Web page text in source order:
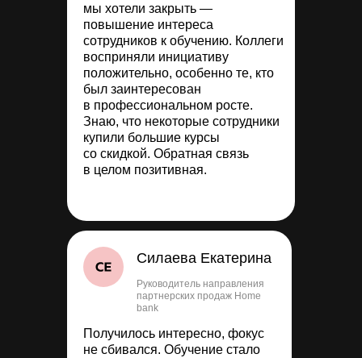
мы хотели закрыть —
повышение интереса
сотрудников к обучению. Коллеги
восприняли инициативу
положительно, особенно те, кто
был заинтересован
в профессиональном росте.
Знаю, что некоторые сотрудники
купили большие курсы
со скидкой. Обратная связь
в целом позитивная.
Руководитель направления
партнерских продаж Home
bank
Силаева Екатерина
Получилось интересно, фокус
не сбивался. Обучение стало